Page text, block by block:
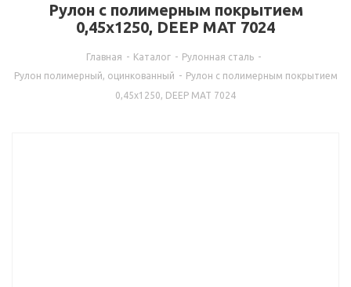
Рулон с полимерным покрытием
0,45х1250, DEEP MAT 7024
Главная - Каталог - Рулонная сталь -
Рулон полимерный, оцинкованный - Рулон с полимерным покрытием
0,45х1250, DEEP MAT 7024